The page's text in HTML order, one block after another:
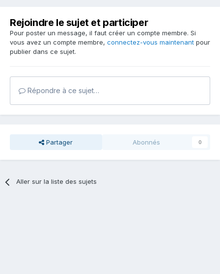
Rejoindre le sujet et participer
Pour poster un message, il faut créer un compte membre. Si
vous avez un compte membre, connectez-vous maintenant pour
publier dans ce sujet.
Répondre à ce sujet…
Partager Abonnés 0
Aller sur la liste des sujets